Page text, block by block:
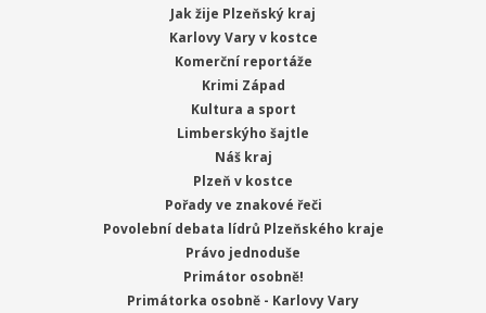
Jak žije Plzeňský kraj
Karlovy Vary v kostce
Komerční reportáže
Krimi Západ
Kultura a sport
Limberskýho šajtle
Náš kraj
Plzeň v kostce
Pořady ve znakové řeči
Povolební debata lídrů Plzeňského kraje
Právo jednoduše
Primátor osobně!
Primátorka osobně - Karlovy Vary